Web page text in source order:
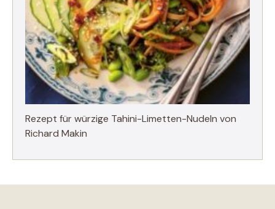
Rezept für würzige Tahini-Limetten-Nudeln von
Richard Makin